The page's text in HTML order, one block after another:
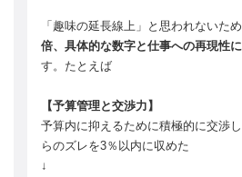
「趣味の延長線上」と思われないため
倍、具体的な数字と仕事への再現性
す。たとえば
【予算管理と交渉力】
予算内に抑えるために積極的に交渉
らのズレを3％以内に収めた
↓